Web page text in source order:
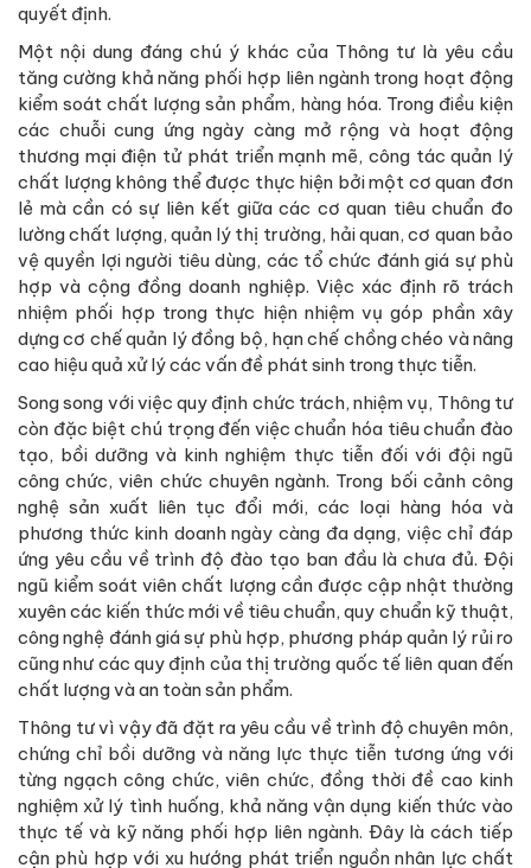
quyết định.
Một nội dung đáng chú ý khác của Thông tư là yêu cầu
tăng cường khả năng phối hợp liên ngành trong hoạt động
kiểm soát chất lượng sản phẩm, hàng hóa. Trong điều kiện
các chuỗi cung ứng ngày càng mở rộng và hoạt động
thương mại điện tử phát triển mạnh mẽ, công tác quản lý
chất lượng không thể được thực hiện bởi một cơ quan đơn
lẻ mà cần có sự liên kết giữa các cơ quan tiêu chuẩn đo
lường chất lượng, quản lý thị trường, hải quan, cơ quan bảo
vệ quyền lợi người tiêu dùng, các tổ chức đánh giá sự phù
hợp và cộng đồng doanh nghiệp. Việc xác định rõ trách
nhiệm phối hợp trong thực hiện nhiệm vụ góp phần xây
dựng cơ chế quản lý đồng bộ, hạn chế chồng chéo và nâng
cao hiệu quả xử lý các vấn đề phát sinh trong thực tiễn.
Song song với việc quy định chức trách, nhiệm vụ, Thông tư
còn đặc biệt chú trọng đến việc chuẩn hóa tiêu chuẩn đào
tạo, bồi dưỡng và kinh nghiệm thực tiễn đối với đội ngũ
công chức, viên chức chuyên ngành. Trong bối cảnh công
nghệ sản xuất liên tục đổi mới, các loại hàng hóa và
phương thức kinh doanh ngày càng đa dạng, việc chỉ đáp
ứng yêu cầu về trình độ đào tạo ban đầu là chưa đủ. Đội
ngũ kiểm soát viên chất lượng cần được cập nhật thường
xuyên các kiến thức mới về tiêu chuẩn, quy chuẩn kỹ thuật,
công nghệ đánh giá sự phù hợp, phương pháp quản lý rủi ro
cũng như các quy định của thị trường quốc tế liên quan đến
chất lượng và an toàn sản phẩm.
Thông tư vì vậy đã đặt ra yêu cầu về trình độ chuyên môn,
chứng chỉ bồi dưỡng và năng lực thực tiễn tương ứng với
từng ngạch công chức, viên chức, đồng thời đề cao kinh
nghiệm xử lý tình huống, khả năng vận dụng kiến thức vào
thực tế và kỹ năng phối hợp liên ngành. Đây là cách tiếp
cận phù hợp với xu hướng phát triển nguồn nhân lực chất